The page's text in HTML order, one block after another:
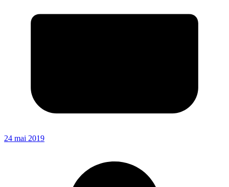
24 mai 2019